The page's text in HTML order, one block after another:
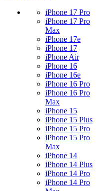
iPhone 17 Pro
iPhone 17 Pro
Max
iPhone 17e
iPhone 17
iPhone Air
iPhone 16
iPhone 16e
iPhone 16 Pro
iPhone 16 Pro
Max
iPhone 15
iPhone 15 Plus
iPhone 15 Pro
iPhone 15 Pro
Max
iPhone 14
iPhone 14 Plus
iPhone 14 Pro
iPhone 14 Pro